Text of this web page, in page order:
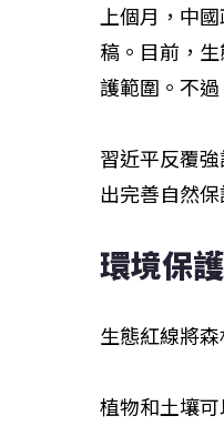
上個月，中
稿。目前，
護範圍。不
習近平反覆
出完善自然
環境保
生態紅線將
植物和土壤